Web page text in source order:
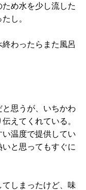
め水を少し流した
し。
わったらまた風呂
思うが、いちかわ
えてくれている。
温度で提供してい
と思ってもすぐに
しまったけど、味